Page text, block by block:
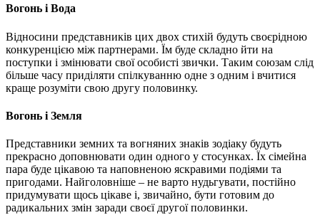
Вогонь і Вода
Відносини представників цих двох стихій будуть своєрідною
конкуренцією між партнерами. Їм буде складно йти на
поступки і змінювати свої особисті звички. Таким союзам слід
більше часу приділяти спілкуванню одне з одним і вчитися
краще розуміти свою другу половинку.
Вогонь і Земля
Представники земних та вогняних знаків зодіаку будуть
прекрасно доповнювати один одного у стосунках. Їх сімейна
пара буде цікавою та наповненою яскравими подіями та
пригодами. Найголовніше – не варто нудьгувати, постійно
придумувати щось цікаве і, звичайно, бути готовим до
радикальних змін заради своєї другої половинки.